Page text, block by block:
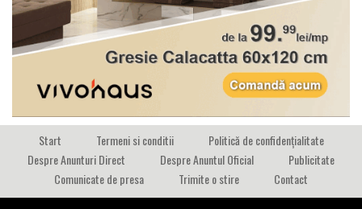
Start Termeni si conditii
Politică de confidențialitate
Despre Anunturi Direct
Despre Anuntul Oficial
Publicitate
Comunicate de presa
Trimite o stire Contact